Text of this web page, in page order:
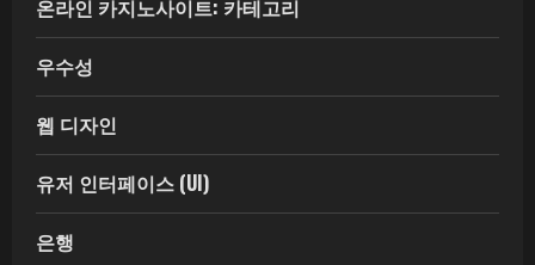
온라인 카지노사이트: 카테고리
우수성
웹 디자인
유저 인터페이스 (UI)
은행